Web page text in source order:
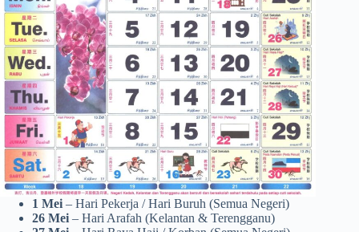
1 Mei – Hari Pekerja / Hari Buruh (Semua Negeri)
26 Mei – Hari Arafah (Kelantan & Terengganu)